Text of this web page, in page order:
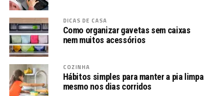
DICAS DE CASA
Como organizar gavetas sem caixas
nem muitos acessórios
COZINHA
Hábitos simples para manter a pia limpa
mesmo nos dias corridos